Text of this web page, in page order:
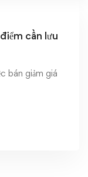
cần lưu
bán giảm giá